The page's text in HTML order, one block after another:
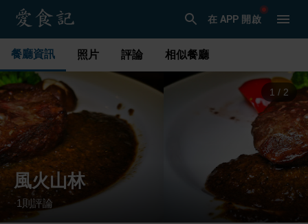
在 APP 開啟
餐廳資訊 照片 評論 相似餐廳
1 / 2
風火山林
·1 則評論